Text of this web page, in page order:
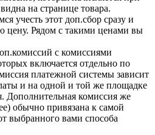
на странице товара.
учесть этот доп.сбор сразу и
цену. Рядом с такими ценами вы
с комиссиями
включается отдельно по
платежной системы зависит
и на одной и той же площадке
Дополнительная комиссия же
обычно привязана к самой
выбранного вами способа